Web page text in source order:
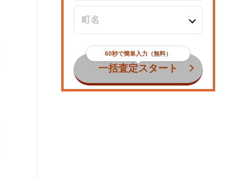
60秒で簡単入力（無料）
一括査定スタート